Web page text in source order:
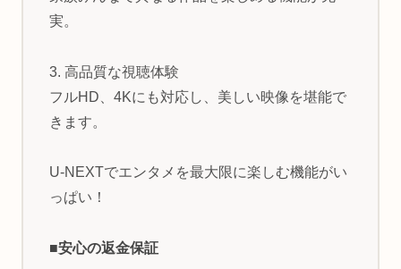
実。
3. 高品質な視聴体験
フルHD、4Kにも対応し、美しい映像を堪能で
きます。
U-NEXTでエンタメを最大限に楽しむ機能がい
っぱい！
■安心の返金保証